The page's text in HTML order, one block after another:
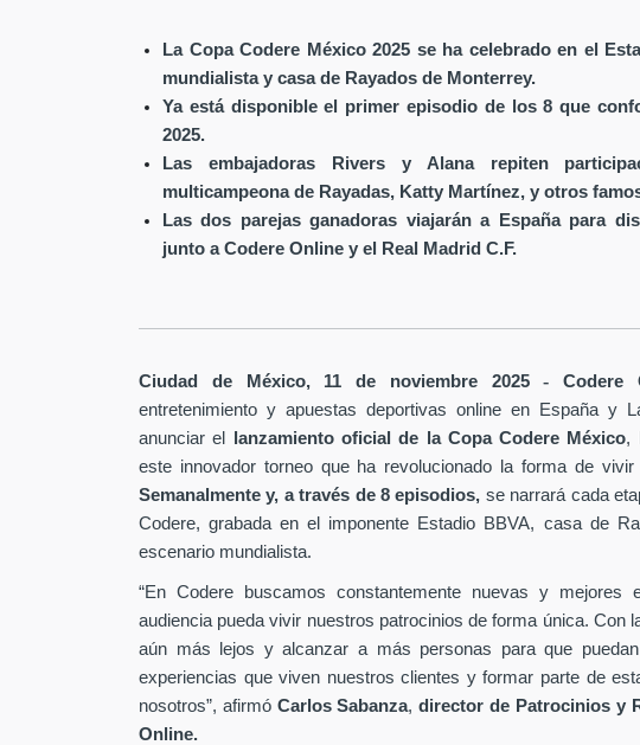
La Copa Codere México 2025 se ha celebrado en el
mundialista y casa de Rayados de Monterrey.
Ya está disponible el primer episodio de los 8 que
2025.
Las embajadoras Rivers y Alana repiten
multicampeona de Rayadas, Katty Martínez, y otros
Las dos parejas ganadoras viajarán a España para
junto a Codere Online y el Real Madrid C.F.
Ciudad de México, 11 de noviembre 2025- Codere
entretenimiento y apuestas deportivas online en España y
anunciar el
lanzamiento oficial de la Copa Codere México,
este innovador torneo que ha revolucionado la forma de
Semanalmente y, a través de 8 episodios, se narrará cada
Codere, grabada en el imponente Estadio BBVA, casa de
escenario mundialista.
“En Codere buscamos constantemente nuevas y mejores
audiencia pueda vivir nuestros patrocinios de forma única. Con
aún más lejos y alcanzar a más personas para que
experiencias que viven nuestros clientes y formar parte de
nosotros”, afirmó Carlos Sabanza,director de Patrocinios y
Online.